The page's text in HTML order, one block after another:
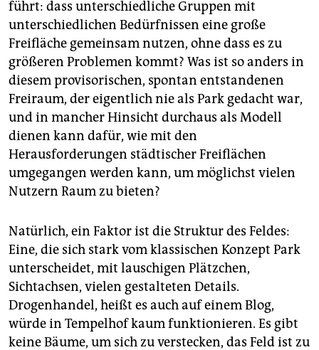
führt: dass unterschiedliche Gruppen mit
unterschiedlichen Bedürfnissen eine große
Freifläche gemeinsam nutzen, ohne dass es zu
größeren Problemen kommt? Was ist so anders in
diesem provisorischen, spontan entstandenen
Freiraum, der eigentlich nie als Park gedacht war,
und in mancher Hinsicht durchaus als Modell
dienen kann dafür, wie mit den
Herausforderungen städtischer Freiflächen
umgegangen werden kann, um möglichst vielen
Nutzern Raum zu bieten?
Natürlich, ein Faktor ist die Struktur des Feldes:
Eine, die sich stark vom klassischen Konzept Park
unterscheidet, mit lauschigen Plätzchen,
Sichtachsen, vielen gestalteten Details.
Drogenhandel, heißt es auch auf einem Blog,
würde in Tempelhof kaum funktionieren. Es gibt
keine Bäume, um sich zu verstecken, das Feld ist zu